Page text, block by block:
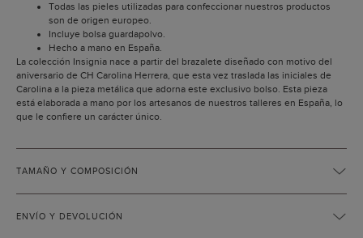
Todas las pieles utilizadas para confeccionar nuestros productos
son de origen europeo.
Incluye bolsa guardapolvo.
Hecho a mano en España.
La colección Insignia nace a partir del brazalete diseñado con motivo del
aniversario de CH Carolina Herrera, que esta vez traslada las iniciales de
Carolina a la pieza metálica que adorna este exclusivo bolso. Esta pieza
está elaborada a mano por los artesanos de nuestros talleres en España, lo
que le confiere un carácter único.
TAMAÑO Y COMPOSICIÓN
ENVÍO Y DEVOLUCIÓN